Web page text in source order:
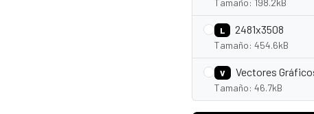
Tamaño: 198.2kB
L 2481x3508
Tamaño: 454.6kB
V Vectores
Tamaño: 46.7kB